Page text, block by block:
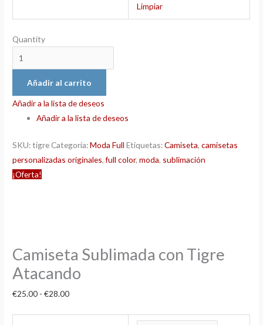
Limpiar
Quantity
Añadir al carrito
Añadir a la lista de deseos
Añadir a la lista de deseos
SKU:tigre Categoría:Moda Full Etiquetas:Camiseta,camisetas
personalizadas originales,full color,moda, sublimación
¡Oferta!
Camiseta Sublimada con Tigre
Atacando
€25.00 - €28.00